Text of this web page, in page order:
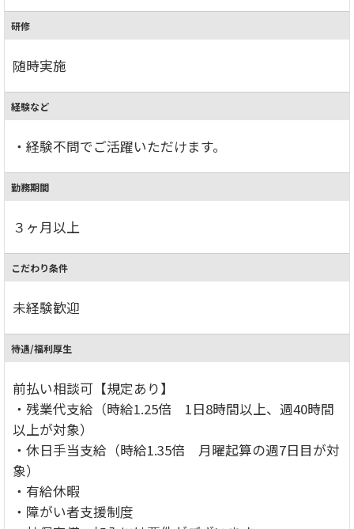
研修
随時実施
経験など
・経験不問でご活躍いただけます。
勤務期間
３ヶ月以上
こだわり条件
未経験歓迎
待遇/福利厚生
前払い相談可【規定あり】
・残業代支給（時給1.25倍 1日8時間以上、週40時間
以上が対象）
・休日手当支給（時給1.35倍 月曜起算の週7日目が対
象）
・有給休暇
・障がい者支援制度